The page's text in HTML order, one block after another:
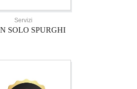
Servizi
SOLO SPURGHI